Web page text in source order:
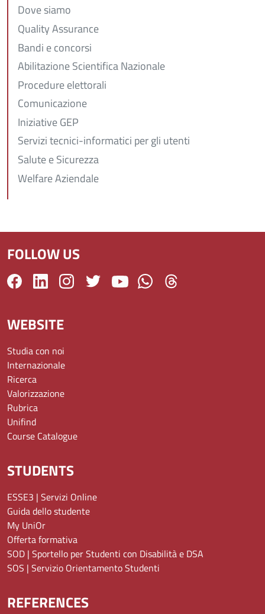
Dove siamo
Quality Assurance
Bandi e concorsi
Abilitazione Scientifica Nazionale
Procedure elettorali
Comunicazione
Iniziative GEP
Servizi tecnici-informatici per gli utenti
Salute e Sicurezza
Welfare Aziendale
FOLLOW US
WEBSITE
Studia con noi
Internazionale
Ricerca
Valorizzazione
Rubrica
Unifind
Course Catalogue
STUDENTS
ESSE3 | Servizi Online
Guida dello studente
My UniOr
Offerta formativa
SOD | Sportello per Studenti con Disabilità e DSA
SOS | Servizio Orientamento Studenti
REFERENCES